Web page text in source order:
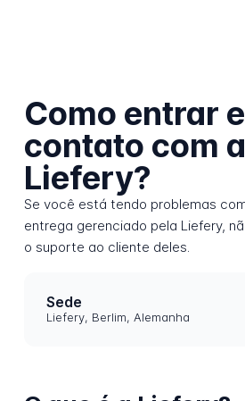
Como entrar
contato com a
Liefery?
Se você está tendo problemas
entrega gerenciado pela Liefery,
o suporte ao cliente deles.
Sede
Liefery, Berlim, Alemanha